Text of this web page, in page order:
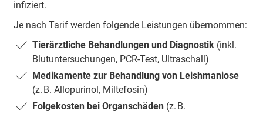
infiziert.
Je nach Tarif werden folgende Leistungen übernommen:
Tierärztliche Behandlungen und Diagnostik(inkl.
Blutuntersuchungen, PCR-Test, Ultraschall)
Medikamente zur Behandlung von Leishmaniose
(z. B. Allopurinol, Miltefosin)
Folgekosten bei Organschäden(z. B.